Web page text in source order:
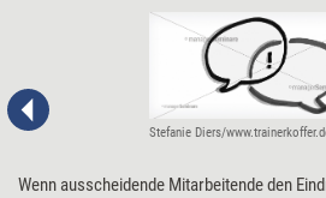
Stefanie Diers/
Wenn ausscheidende Mitarbeitende den